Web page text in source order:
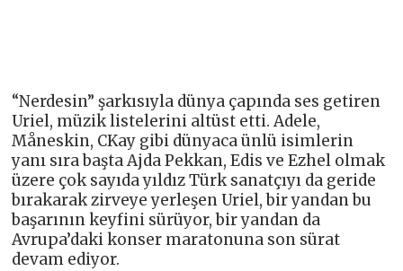
“Nerdesin” şarkısıyla dünya çapında ses getiren
Uriel, müzik listelerini altüst etti. Adele,
Måneskin, CKay gibi dünyaca ünlü isimlerin
yanı sıra başta Ajda Pekkan, Edis ve Ezhel olmak
üzere çok sayıda yıldız Türk sanatçıyı da geride
bırakarak zirveye yerleşen Uriel, bir yandan bu
başarının keyfini sürüyor, bir yandan da
Avrupa’daki konser maratonuna son sürat
devam ediyor.